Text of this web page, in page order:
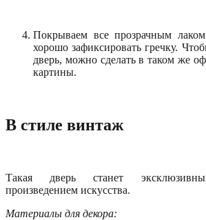
Покрываем все прозрачным
хорошо зафиксировать гречку.
дверь, можно сделать в таком же
картины.
В стиле винтаж
Такая дверь станет
произведением искусства.
Материалы для декора: